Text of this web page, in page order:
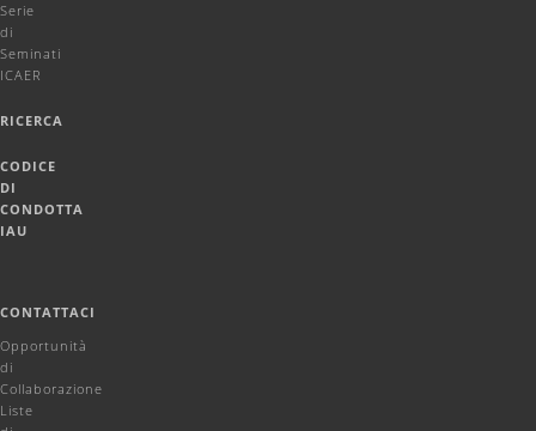
Serie
di
Seminati
ICAER
RICERCA
CODICE
DI
CONDOTTA
IAU
CONTATTACI
Opportunità
di
Collaborazione
Liste